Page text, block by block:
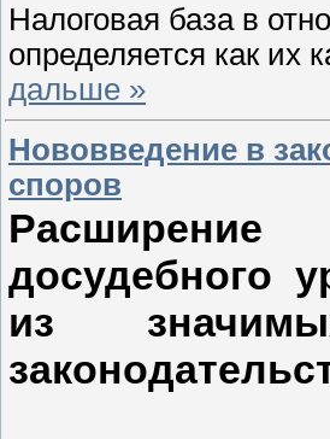
Налоговая база в
определяется как их
дальше »
Нововведение в
споров
Расширение
досудебного
из